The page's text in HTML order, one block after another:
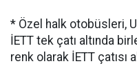
* Özel halk otobüsleri,
İETT tek çatı altında
renk olarak İETT çatısı